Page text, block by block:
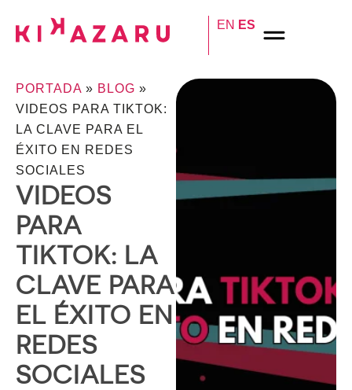
EN ES
PORTADA » BLOG »
VIDEOS PARA TIKTOK:
LA CLAVE PARA EL
ÉXITO EN REDES
SOCIALES
VIDEOS
PARA
TIKTOK: LA
CLAVE PARA
EL ÉXITO EN
REDES
SOCIALES